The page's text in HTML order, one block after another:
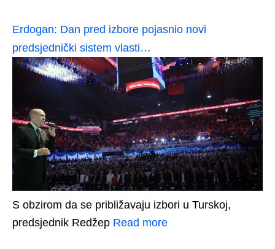
Erdogan: Dan pred izbore pojasnio novi
predsjednički sistem vlasti…
S obzirom da se približavaju izbori u Turskoj,
predsjednik Redžep Read more